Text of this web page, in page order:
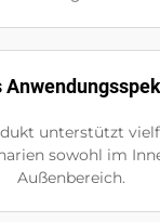
unterstützt
sowohl im
Außenbereich.